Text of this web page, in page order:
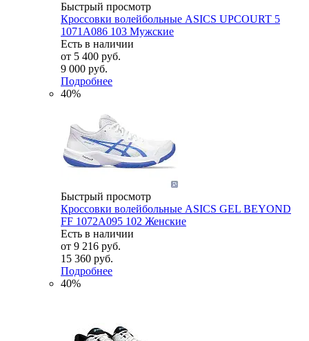
Быстрый просмотр
Кроссовки волейбольные ASICS UPCOURT 5
1071A086 103 Мужские
Есть в наличии
от 5 400 руб.
9 000 руб.
Подробнее
40%
Быстрый просмотр
Кроссовки волейбольные ASICS GEL BEYOND
FF 1072A095 102 Женские
Есть в наличии
от 9 216 руб.
15 360 руб.
Подробнее
40%